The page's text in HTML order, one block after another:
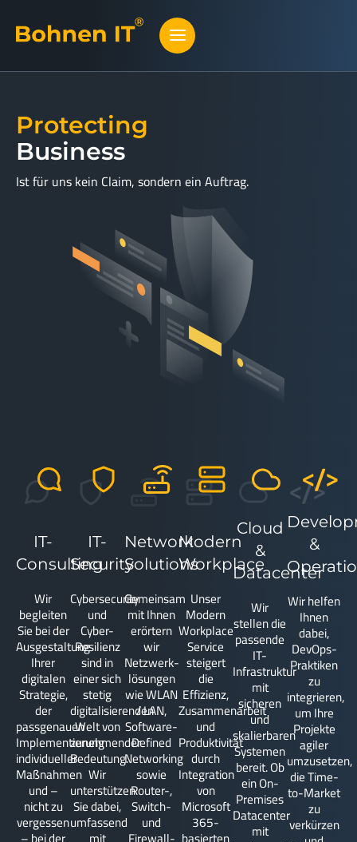
Protecting
Business
Ist für uns kein Claim, sondern ein Auftrag.
IT-
Consulting
Wir
begleiten
Sie bei der
Ausgestaltung
Ihrer
digitalen
Strategie,
der
passgenauen
Implementierung
individueller
Maßnahmen
und –
nicht zu
vergessen
IT-
Security
Cybersecurity
und
Cyber-
Resilienz
sind in
einer sich
stetig
digitalisierenden
Welt von
zunehmender
Bedeutung.
Wir
unterstützen
Sie dabei,
umfassend
Network
Solutions
Gemeinsam
mit Ihnen
erörtern
wir
Netzwerk-
lösungen
wie WLAN
/ LAN,
Software-
Defined
Networking
sowie
Router-,
Switch-
und
Modern
Workplace
Unser
Modern
Workplace
Service
steigert
die
Effizienz,
Zusammenarbeit
und
Produktivität
durch
Integration
von
Microsoft
365-
Cloud
&
Datacenter
Wir
stellen die
passende
IT-
Infrastruktur
mit
sicheren
und
skalierbaren
Systemen
bereit. Ob
ein On-
Premises
Datacenter
mit
&
Wir helfen
Ihnen
dabei,
DevOps-
Praktiken
zu
integrieren,
um Ihre
Projekte
agiler
umzusetzen,
die Time-
to-Market
zu
verkürzen